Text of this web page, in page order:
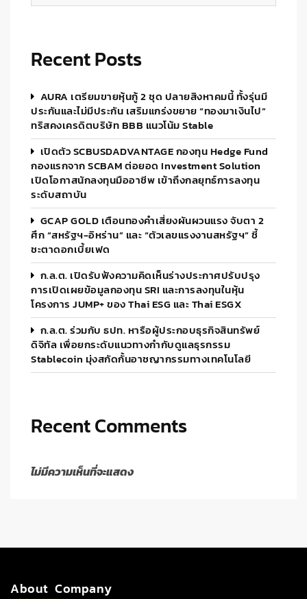
Recent Posts
AURA เตรียมขายหุ้นกู้ 2 ชุด ปลายสิงหาคมนี้ ทั้งรุ่นมี
ประกันและไม่มีประกัน เสริมแกร่งขยาย “ทองมาเงินไป”
ทริสคงเครดิตบริษัท BBB แนวโน้ม Stable
เปิดตัว SCBUSDADVANTAGE กองทุน Hedge Fund
กองแรกจาก SCBAM ต่อยอด Investment Solution
เปิดโอกาสนักลงทุนมืออาชีพ เข้าถึงกลยุทธ์การลงทุน
ระดับสถาบัน
GCAP GOLD เตือนทองคำเสี่ยงผันผวนแรง จับตา 2
ศึก “สหรัฐฯ-อิหร่าน” และ “ตัวเลขแรงงานสหรัฐฯ” ชี้
ชะตาดอกเบี้ยเฟด
ก.ล.ต. เปิดรับฟังความคิดเห็นร่างประกาศปรับปรุง
การเปิดเผยข้อมูลกองทุน SRI และการลงทุนในหุ้น
โครงการ JUMP+ ของ Thai ESG และ Thai ESGX
ก.ล.ต. ร่วมกับ ธปท. หารือผู้ประกอบธุรกิจสินทรัพย์
ดิจิทัล เพื่อยกระดับแนวทางกำกับดูแลธุรกรรม
Stablecoin มุ่งสกัดกั้นอาชญากรรมทางเทคโนโลยี
Recent Comments
ไม่มีความเห็นที่จะแสดง
About Company